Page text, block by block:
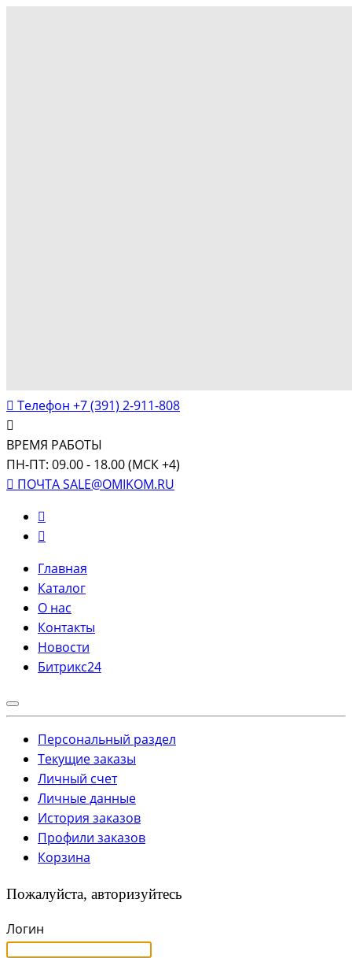
Телефон +7 (391) 2-911-808
ВРЕМЯ РАБОТЫ
ПН-ПТ: 09.00 - 18.00 (МСК +4)
ПОЧТАSALE@OMIKOM.RU
Главная
Каталог
О нас
Контакты
Новости
Битрикс24
Персональный раздел
Текущие заказы
Личный счет
Личные данные
История заказов
Профили заказов
Корзина
Пожалуйста, авторизуйтесь
Логин